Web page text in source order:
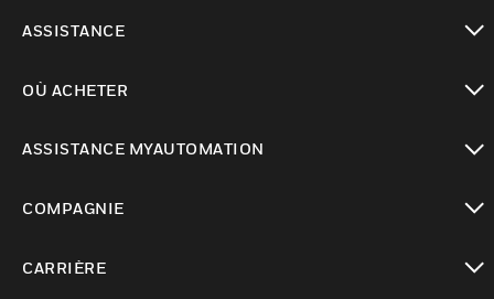
ASSISTANCE
OÙ ACHETER
ASSISTANCE MYAUTOMATION
COMPAGNIE
CARRIÈRE